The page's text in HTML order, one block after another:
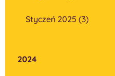
Styczeń 2025 (3)
2024